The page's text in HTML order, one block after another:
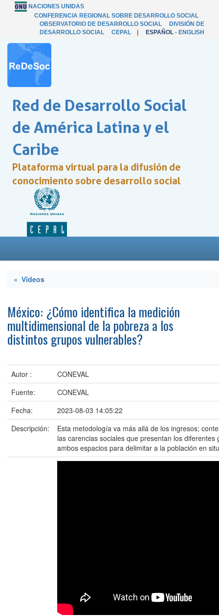
NACIONES UNIDAS
CONFERENCIA REGIONAL SOBRE DESARROLLO SOCIAL
OBSERVATORIO DE DESARROLLO SOCIAL
DIVISIÓN DE
DESARROLLO SOCIAL
CEPAL ESPAÑOL - ENGLISH
Red de Desarrollo Social
de América Latina y el
Caribe
Plataforma virtual para la difusión de
conocimiento sobre desarrollo social
« Videos
México: ¿Cómo identifica la medición
multidimensional de la pobreza a los
distintos grupos vulnerables?
Autor :
CONEVAL
Fuente:
CONEVAL
Fecha:
2023-08-03 14:05:22
Descripción:
Esta metodología va más allá de los ingresos;
las carencias sociales que presentan los
ambos espacios para delimitar a la población en